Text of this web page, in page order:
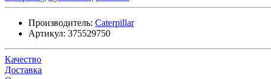
Производитель: Caterpillar
Артикул: 375529750
Качество
Доставка